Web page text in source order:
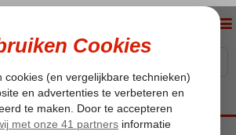
Tragaki Atlantica Eleon Grand Resort